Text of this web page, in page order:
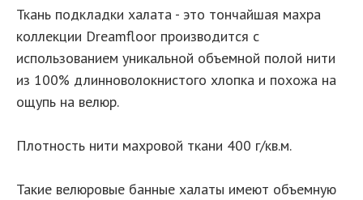
Ткань подкладки халата - это тончайшая махра
коллекции Dreamfloor производится с
использованием уникальной объемной полой нити
из 100% длинноволокнистого хлопка и похожа на
ощупь на велюр.
Плотность нити махровой ткани 400 г/кв.м.
Такие велюровые банные халаты имеют объемную